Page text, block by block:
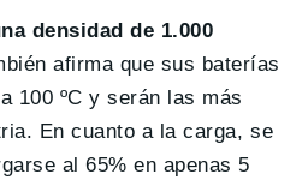
densidad de 1.000
afirma que sus baterías
100 ºC y serán las más
En cuanto a la carga, se
al 65% en apenas 5